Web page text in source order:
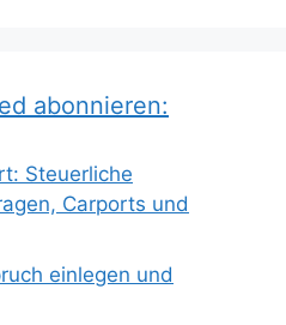
abonnieren:
Steuerliche
Carports und
einlegen und